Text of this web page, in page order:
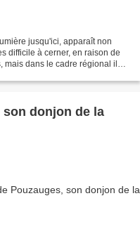
jusqu'ici, apparaît non
difficile à cerner, en raison de
mais dans le cadre régional il
son donjon de la